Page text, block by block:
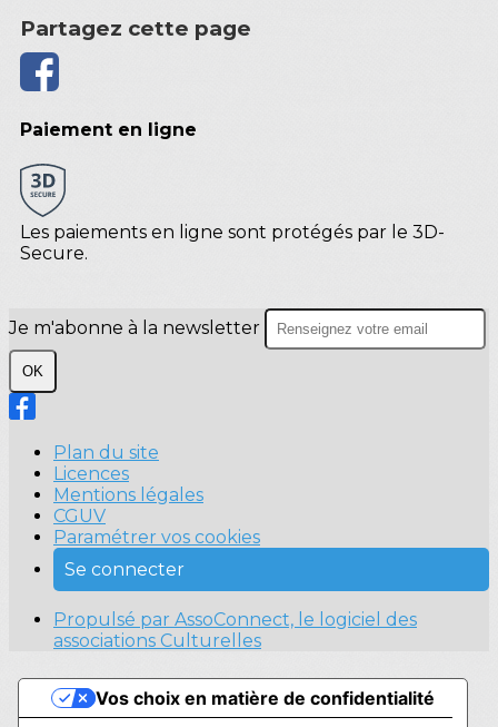
Partagez cette page
Paiement en ligne
Les paiements en ligne sont protégés par le 3D-
Secure.
Je m'abonne à la newsletter
OK
Plan du site
Licences
Mentions légales
CGUV
Paramétrer vos cookies
Se connecter
Propulsé par AssoConnect, le logiciel des
associations Culturelles
Vos choix en matière de confidentialité